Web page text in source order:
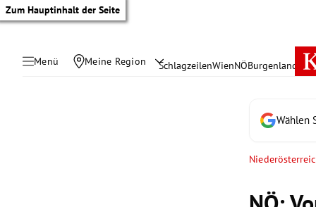
Zum Hauptinhalt der Seite
Menü Meine Region SchlagzeilenWienNÖBurgenland
Wählen